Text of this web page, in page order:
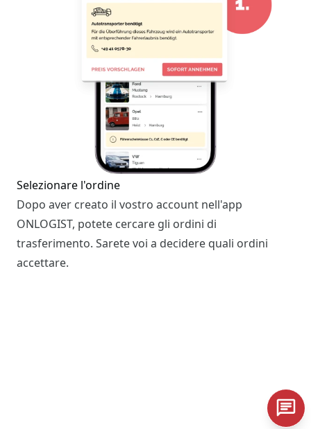
Selezionare l'ordine
Dopo aver creato il vostro account nell'app
ONLOGIST, potete cercare gli ordini di
trasferimento. Sarete voi a decidere quali ordini
accettare.